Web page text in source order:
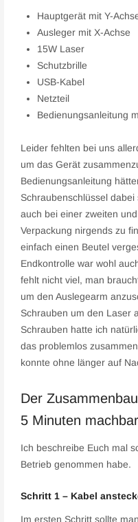
Hauptgerät mit Y-
Ausleger mit X-Achse
15W Laser
Schutzbrille
USB-Kabel
Netzteil
Bedienungsanleitung
Leider fehlten bei uns
um das Gerät
Bedienungsanleitung
Schraubenschlüssel
auch bei einer zweiten
Verpackung nirgends zu
einfach einen Beutel
Endkontrolle war wohl
fehlt nicht viel, man
um den Auslegearm
Schrauben um den Laser
Schrauben hatte ich
das problemlos
konnte ohne länger auf
Der
5 Minuten machbar
Ich beschreibe Euch mal
Betrieb genommen habe.
Schritt 1 – Kabel
Im ersten Schritt sollte